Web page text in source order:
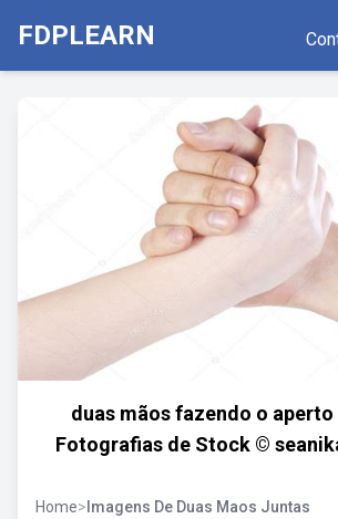
FDPLEARN
duas mãos fazendo o
Fotografias de Stock ©
Home> Imagens De Duas Maos Juntas